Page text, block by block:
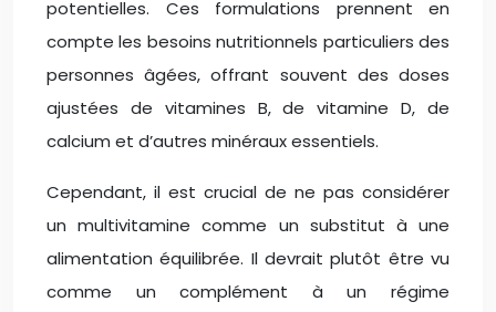
potentielles. Ces formulations prennent en
compte les besoins nutritionnels particuliers des
personnes âgées, offrant souvent des doses
ajustées de vitamines B, de vitamine D, de
calcium et d’autres minéraux essentiels.
Cependant, il est crucial de ne pas considérer
un multivitamine comme un substitut à une
alimentation équilibrée. Il devrait plutôt être vu
comme un complément à un régime